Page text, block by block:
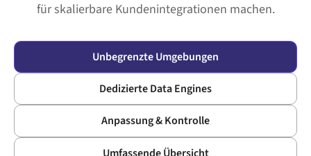
für skalierbare Kundenintegrationen machen.
Unbegrenzte Umgebungen
Dedizierte Data Engines
Anpassung & Kontrolle